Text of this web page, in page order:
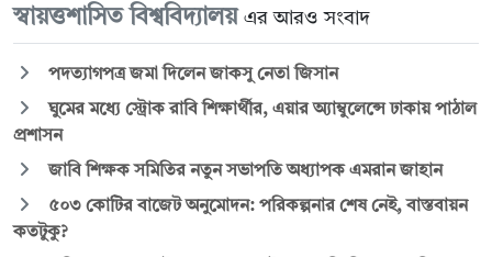
স্বায়ত্তশাসিত বিশ্ববিদ্যালয় এর আরও সংবাদ
পদত্যাগপত্র জমা দিলেন জাকসু নেতা জিসান
ঘুমের মধ্যে স্ট্রোক রাবি শিক্ষার্থীর, এয়ার অ্যাম্বুলেন্সে ঢাকায় পাঠাল
প্রশাসন
জাবি শিক্ষক সমিতির নতুন সভাপতি অধ্যাপক এমরান জাহান
৫০৩ কোটির বাজেট অনুমোদন: পরিকল্পনার শেষ নেই, বাস্তবায়ন
কতটুকু?